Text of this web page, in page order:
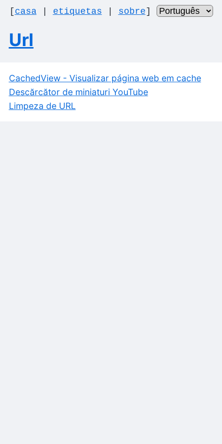
[casa| etiquetas sobre]
Url
CachedView - Visualizar página web em cache
Descărcător de miniaturi YouTube
Limpeza de URL